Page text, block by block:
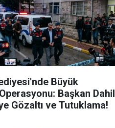
Büyük
Başkan Dahil
Gözaltı ve Tutuklama!